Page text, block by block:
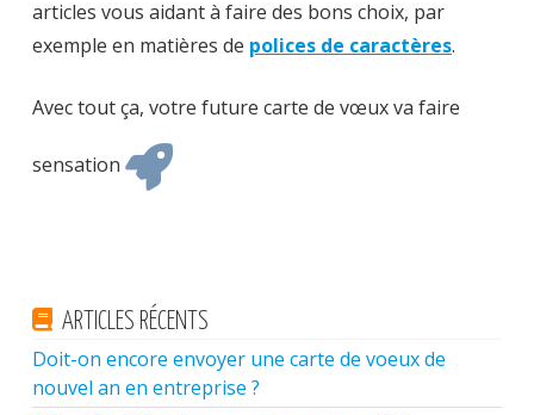
articles vous aidant à faire des bons choix, par
exemple en matières de polices de caractères.
Avec tout ça, votre future carte de vœux va faire
sensation
ARTICLES RÉCENTS
Doit-on encore envoyer une carte de voeux de
nouvel an en entreprise ?